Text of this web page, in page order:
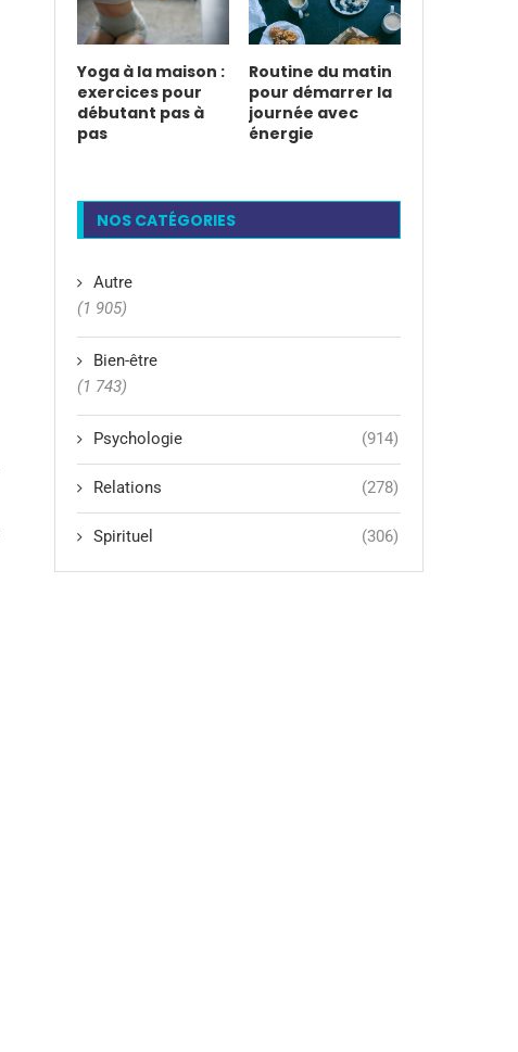
Yoga à la maison :
exercices pour
débutant pas à
pas
Routine du matin
pour démarrer la
journée avec
énergie
NOS CATÉGORIES
Autre
(1 905)
Bien-être
(1 743)
Psychologie (914)
Relations (278)
Spirituel (306)